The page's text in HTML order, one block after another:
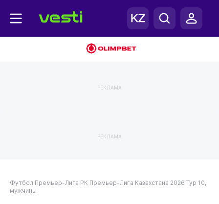
РЕКЛАМА
РЕКЛАМА
Футбол Премьер-Лига РК Премьер-Лига Казахстана 2026 Тур 10,
мужчины